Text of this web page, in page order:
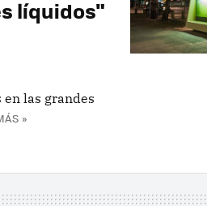
líquidos"
las grandes
»